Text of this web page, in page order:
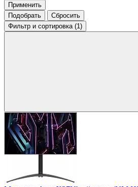
Применить
Подобрать
Сбросить
Фильтр и сортировка (1)